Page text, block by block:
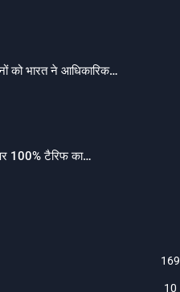
को भारत ने आधिकारिक…
100% टैरिफ का…
10